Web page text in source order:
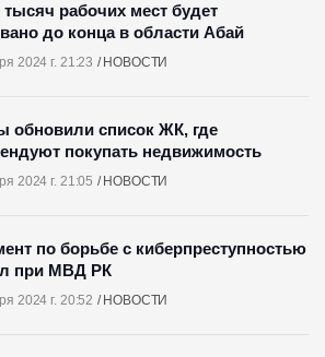
2024 г. 21:23 НОВОСТИ
тысяч рабочих мест будет
до конца в области Абай
2024 г. 21:05 НОВОСТИ
обновили список ЖК, где
покупать недвижимость
2024 г. 20:52 НОВОСТИ
по борьбе с киберпреступностью
при МВД РК